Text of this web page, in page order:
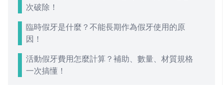
次破除！
臨時假牙是什麼？不能長期作為假牙使用的原
因！
活動假牙費用怎麼計算？補助、數量、材質規格
一次搞懂！